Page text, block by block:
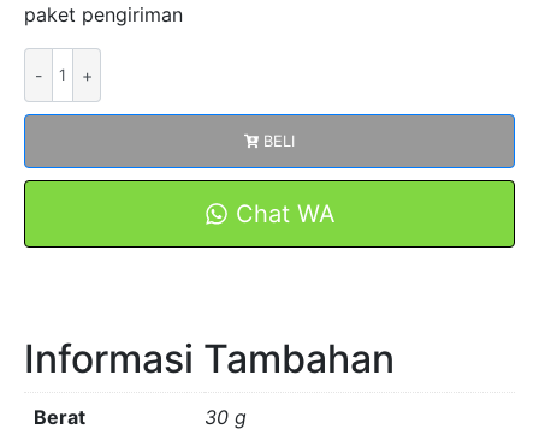
paket pengiriman
Type
38
Besi
FORT
BELI
Chat WA
Informasi Tambahan
Berat 30 g